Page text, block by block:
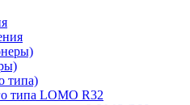
типа)
типа LOMO R32